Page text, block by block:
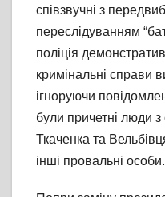
співзвучні з
переслідуванням
поліція
кримінальні справи
ігноруючи
були причетні люди з
Ткаченка та
інші провальні особи.